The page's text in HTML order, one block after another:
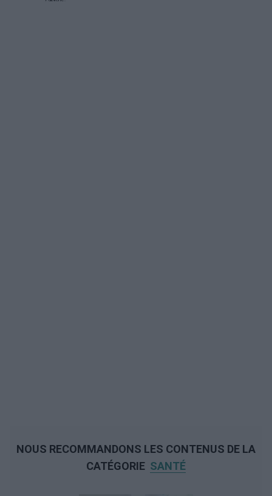
NOUS RECOMMANDONS LES CONTENUS DE LA
CATÉGORIE SANTÉ